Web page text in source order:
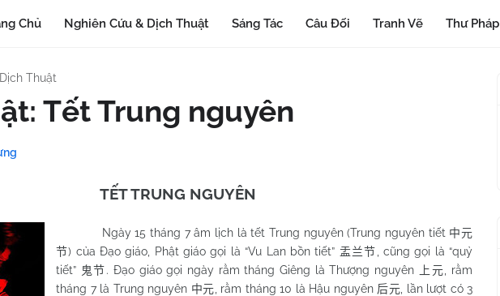
Chủ Nghiên Cứu & Dịch Thuật Sáng Tác Câu Đối Tranh Vẽ Thư Pháp
Thuật
Tết Trung nguyên
TẾT TRUNG NGUYÊN
Ngày 15 tháng 7 âm lịch là tết Trung nguyên (Trung nguyên tiết 中元
节) của Đạo giáo, Phật giáo gọi là “Vu Lan bồn tiết” 盂兰节
, cũng gọi là “quỷ
tiết” 鬼节 . Đạo giáo gọi ngày rằm tháng Giêng là Thượng nguyên 上元
, rằm
tháng 7 là Trung nguyên 中元 , rằm tháng 10 là Hậu nguyên 后元 , lần lượt có 3